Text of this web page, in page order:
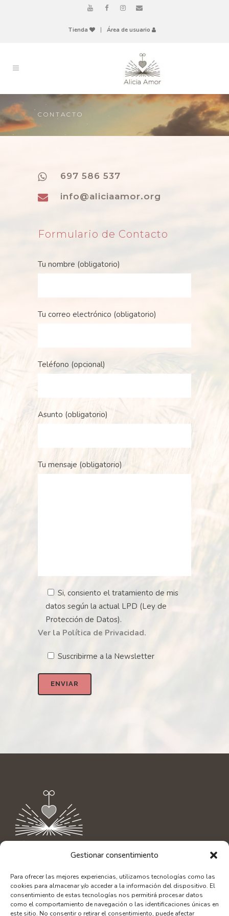
Gestionar consentimiento
Para ofrecer las mejores experiencias, utilizamos tecnologías como las
cookies para almacenar y/o acceder a la información del dispositivo. El
consentimiento de estas tecnologías nos permitirá procesar datos
como el comportamiento de navegación o las identificaciones únicas en
este sitio. No consentir o retirar el consentimiento, puede afectar
Tienda Área de usuario
CONTACTO
697 586 537
info@aliciaamor.org
Formulario de Contacto
Tu nombre (obligatorio)
Tu correo electrónico (obligatorio)
Teléfono (opcional)
Asunto (obligatorio)
Tu mensaje (obligatorio)
Si, consiento el tratamiento de mis
datos según la actual LPD (Ley de
Protección de Datos).
Ver la Política de Privacidad.
Suscribirme a la Newsletter
Diseño Web: SerLibreMente
Fotografía: Alberto Bacete